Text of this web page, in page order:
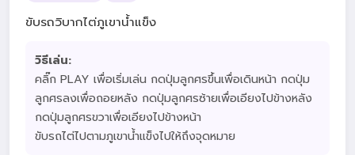
ขับรถวิบากไต่ภูเขาน้ำแข็ง
วิธีเล่น:
คลิ๊ก PLAY เพื่อเริ่มเล่น กดปุ่มลูกศรขึ้นเพื่อเดินหน้า กดปุ่ม
ลูกศรลงเพื่อถอยหลัง กดปุ่มลูกศรซ้ายเพื่อเอียงไปข้างหลัง
กดปุ่มลูกศรขวาเพื่อเอียงไปข้างหน้า
ขับรถไต่ไปตามภูเขาน้ำแข็งไปให้ถึงจุดหมาย